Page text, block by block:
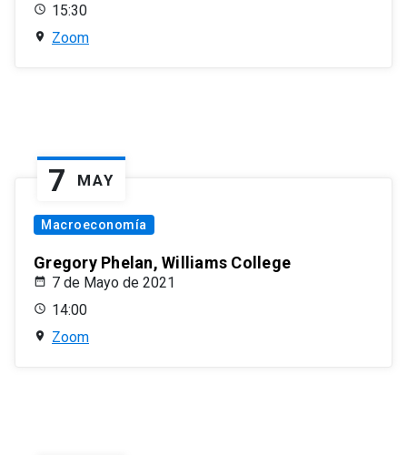
15:30
Zoom
7 MAY
Macroeconomía
Gregory Phelan, Williams College
7 de Mayo de 2021
14:00
Zoom